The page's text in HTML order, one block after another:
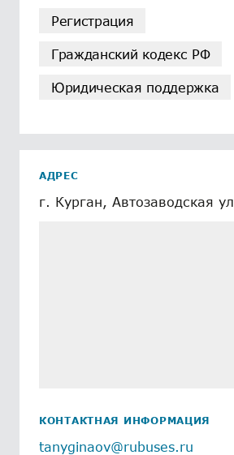
Регистрация
Гражданский кодекс РФ
Юридическая поддержка
АДРЕС
г. Курган, Автозаводская
КОНТАКТНАЯ ИНФОРМАЦИЯ
tanyginaov@rubuses.ru